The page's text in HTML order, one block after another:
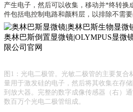
产生电子，然后可以收集，移动并*终转换
件包括电控制电路和颜料层，以排除不需要
图 1：光电二极管。光敏二极管的主要复合
量用于激发硅的电子，然后将其收集在存
到放大器。完整的数字成像传感器（右）
数百万个光电二极管组成。